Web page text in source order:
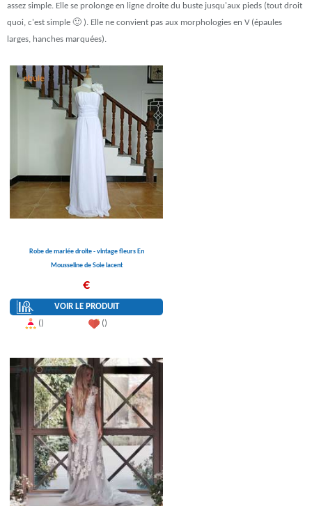
assez simple. Elle se prolonge en ligne droite du buste jusqu'aux pieds (tout droit
quoi, c'est simple 🙂 ). Elle ne convient pas aux morphologies en V (épaules
larges, hanches marquées).
Robe de mariée droite - vintage fleurs En
Mousseline de Soie lacent
€
VOIR LE PRODUIT
()
()